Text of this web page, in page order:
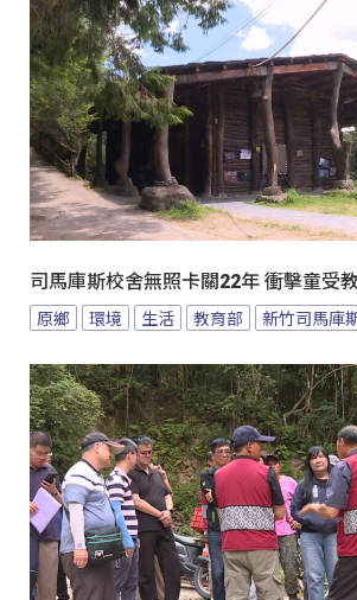
司馬庫斯校舍無照卡關22年 衝擊童受
原鄉 環境 生活 教育部 新竹司馬庫